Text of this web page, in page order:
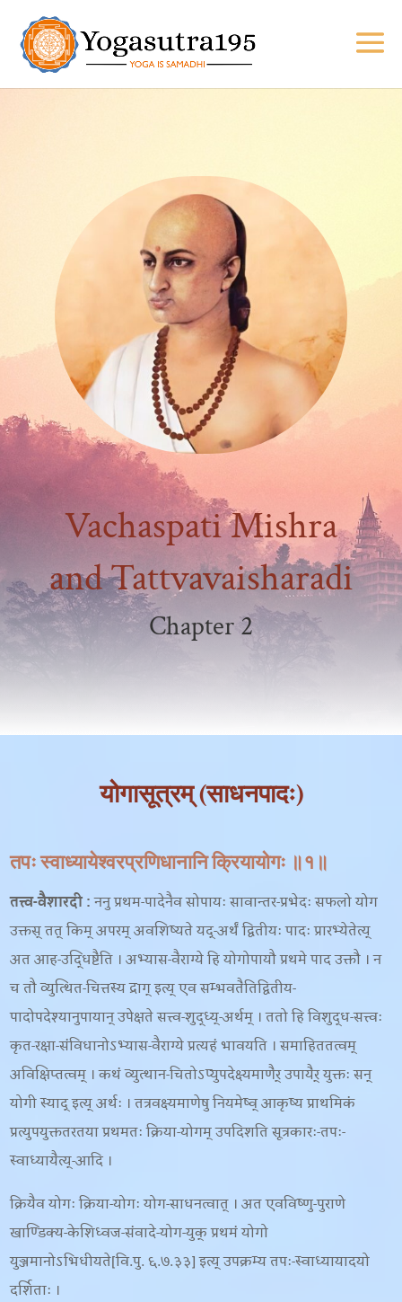
Vachaspati Mishra
and Tattvavaisharadi
Chapter 2
योगासूत्रम् (साधनपादः)
तपः स्वाध्यायेश्वरप्रणिधानानि क्रियायोगः ॥१॥
तत्त्व-वैशारदी :ननु प्रथम-पादेनैव सोपायः सावान्तर-प्रभेदः सफलो योग
उक्तस् तत् किम् अपरम् अवशिष्यते यद्-अर्थं द्वितीयः पादः प्रारभ्येतेत्य्
अत आह-उद्धिष्टैति । अभ्यास-वैराग्ये हि योगोपायौ प्रथमे पाद उक्तौ । न
च तौ व्युत्थित-चित्तस्य द्राग् इत्य् एव सम्भवतैतिद्वितीय-
पादोपदेश्यानुपायान् उपेक्षते सत्त्व-शुद्ध्य्-अर्थम् । ततो हि विशुद्ध-सत्त्वः
कृत-रक्षा-संविधानोऽभ्यास-वैराग्ये प्रत्यहं भावयति । समाहिततत्वम्
अविक्षिप्तत्वम् । कथं व्युत्थान-चितोऽप्युपदेक्ष्यमाणैर् उपायैर् युक्तः सन्
योगी स्याद् इत्य् अर्थः । तत्रवक्ष्यमाणेषु नियमेष्व् आकृष्य प्राथमिकं
प्रत्युपयुक्ततरतया प्रथमतः क्रिया-योगम् उपदिशति सूत्रकारः-तपः-
स्वाध्यायैत्य्-आदि ।
क्रियैव योगः क्रिया-योगः योग-साधनत्वात् । अत एवविष्णु-पुराणे
खाण्डिक्य-केशिध्वज-संवादे-योग-युक् प्रथमं योगो
युञ्जमानोऽभिधीयते[वि.पु. ६.७.३३] इत्य् उपक्रम्य तपः-स्वाध्यायादयो
दर्शिताः ।